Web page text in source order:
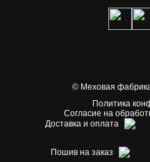
© Меховая
Политика
Согласие на
Доставка и оплата
Пошив на заказ